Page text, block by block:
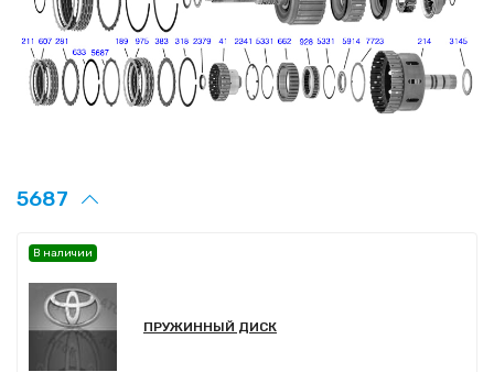
5687
ПРУЖИННЫЙ ДИСК
В наличии